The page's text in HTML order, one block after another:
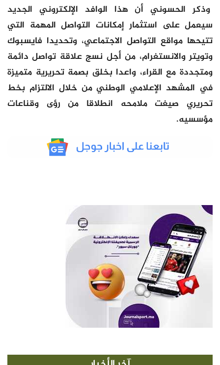
وذكر الحسوني أن هذا الوافد الإلكتروني الجديد
سيعمل على استثمار إمكانات التواصل المهمة التي
تتيحها مواقع التواصل الاجتماعي، وتحديدا فايسبوك
وتويتر والانستغرام، من أجل نسج علاقة تواصل دائمة
ومتجددة مع القراء، واعدا بخلق بصمة تحريرية متميزة
في المشهد الإعلامي الوطني من خلال الالتزام بخط
تحريري صيغت ملامحه انطلاقا من رؤى وقناعات
مؤسسيه.